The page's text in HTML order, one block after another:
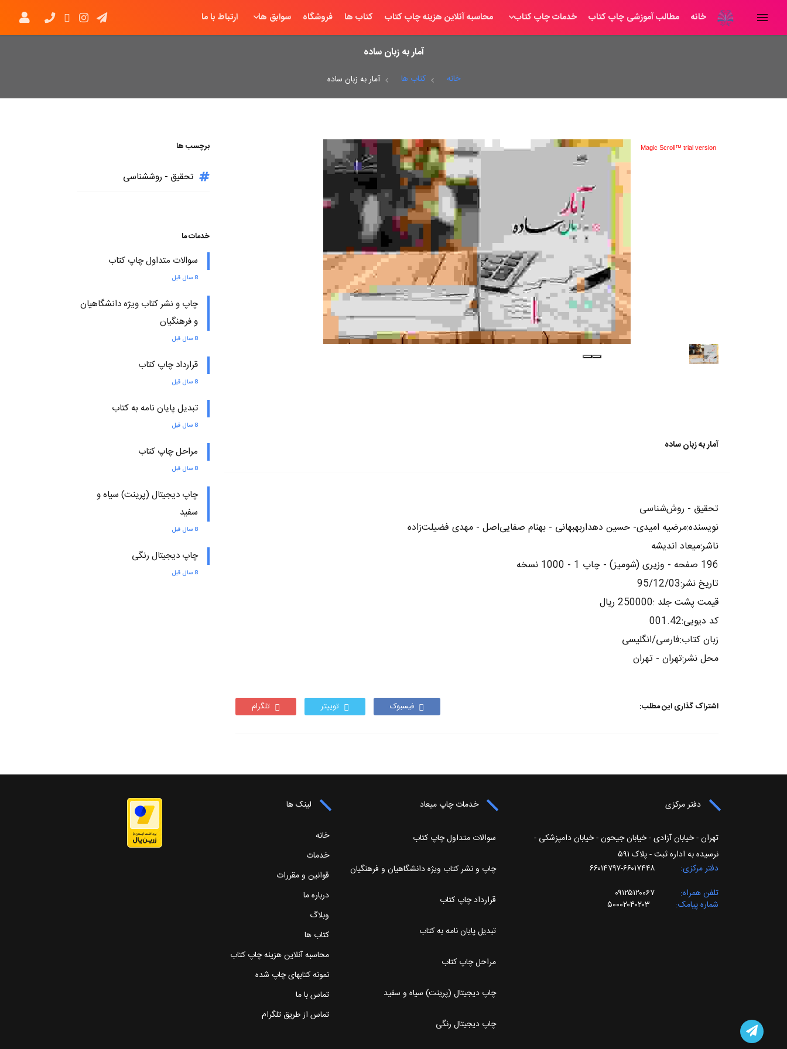
خانه مطالب آموزشی چاپ کتاب خدمات چاپ کتاب محاسبه آنلاین هزینه چاپ کتاب کتاب ها فروشگاه سوابق ها ارتباط با ما
آمار به زبان ساده
خانه کتاب ها آمار به زبان ساده
Magic Scroll™ trial version
آمار به زبان ساده
تحقیق - روش‌شناسی
نویسنده:مرضیه امیدی- حسین دهداربهبهانی - بهنام صفایی‌اصل - مهدی فضیلت‌زاده
ناشر:میعاد اندیشه
196 صفحه - وزیری (شومیز) - چاپ 1 - 1000 نسخه
تاریخ نشر:95/12/03
قیمت پشت جلد :250000 ریال
کد دیویی:001.42
زبان کتاب:فارسی/انگلیسی
محل نشر:تهران - تهران
اشتراک گذاری این مطلب: فیسبوک توییتر تلگرام
برچسب ها
تحقیق - روششناسی
خدمات ما
سوالات متداول چاپ کتاب
8 سال قبل
چاپ و نشر کتاب ویژه دانشگاهیان
و فرهنگیان
8 سال قبل
قرارداد چاپ کتاب
8 سال قبل
تبدیل پایان نامه به کتاب
8 سال قبل
مراحل چاپ کتاب
8 سال قبل
چاپ دیجیتال (پرینت) سیاه و
سفید
8 سال قبل
چاپ دیجیتال رنگی
8 سال قبل
دفتر مرکزی
تهران - خیابان آزادی - خیابان جیحون - خیابان دامپزشکی -
نرسیده به اداره ثبت - پلاک ۵۹۱
دفتر مرکزی
۶۶۰۱۷۴۴۸-۶۶۰۱۴۷۹۷
تلفن همراه
۰۹۱۲۵۱۲۰۰۶۷
شماره پیامک
۵۰۰۰۲۰۴۰۲۰۳
خدمات چاپ میعاد
سوالات متداول چاپ کتاب
چاپ و نشر کتاب ویژه دانشگاهیان و فرهنگیان
قرارداد چاپ کتاب
تبدیل پایان نامه به کتاب
مراحل چاپ کتاب
چاپ دیجیتال (پرینت) سیاه و سفید
چاپ دیجیتال رنگی
لینک ها
خانه
خدمات
قوانین و مقررات
درباره ما
وبلاگ
کتاب ها
محاسبه آنلاین هزینه چاپ کتاب
نمونه کتابهای چاپ شده
تماس با ما
تماس از طریق تلگرام